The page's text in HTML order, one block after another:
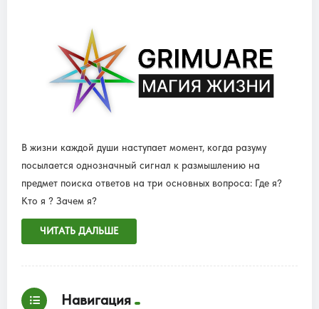
В жизни каждой души наступает момент, когда разуму
посылается однозначный сигнал к размышлению на
предмет поиска ответов на три основных вопроса: Где я?
Кто я ? Зачем я?
ЧИТАТЬ ДАЛЬШЕ
Навигация